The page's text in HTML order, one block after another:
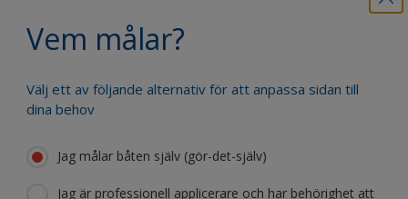
Tvåkomponentsprodukter:
Om du använder en tvåkomponentsgrundfärg
komponenterna
noga.Tvåkomponentsprodukter har en
Se etiketten eller det tekniska databladet för
Vem målar?
Välj ett av följande alternativ för att anpassa sidan till
dina behov
Jag målar båten själv (gör-det-själv)
Jag är professionell applicerare och har behörighet att